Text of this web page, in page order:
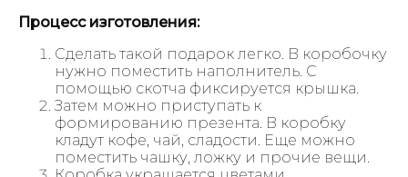
Процесс изготовления:
Сделать такой подарок легко. В коробочку
нужно поместить наполнитель. С
помощью скотча фиксируется крышка.
Затем можно приступать к
формированию презента. В коробку
кладут кофе, чай, сладости. Еще можно
поместить чашку, ложку и прочие вещи.